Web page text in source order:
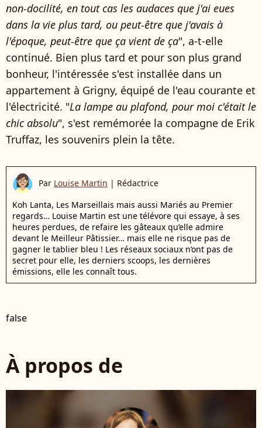
non-docilité, en tout cas les audaces que j'ai eues
dans la vie plus tard, ou peut-être que j'avais à
l'époque, peut-être que ça vient de ça", a-t-elle
continué. Bien plus tard et pour son plus grand
bonheur, l'intéressée s'est installée dans un
appartement à Grigny, équipé de l'eau courante et
l'électricité. "La lampe au plafond, pour moi c'était le
chic absolu", s'est remémorée la compagne de Erik
Truffaz, les souvenirs plein la tête.
Par Louise Martin | Rédactrice
Koh Lanta, Les Marseillais mais aussi Mariés au Premier
regards… Louise Martin est une télévore qui essaye, à ses
heures perdues, de refaire les gâteaux qu’elle admire
devant le Meilleur Pâtissier… mais elle ne risque pas de
gagner le tablier bleu ! Les réseaux sociaux n’ont pas de
secret pour elle, les derniers scoops, les dernières
émissions, elle les connaît tous.
false
À propos de